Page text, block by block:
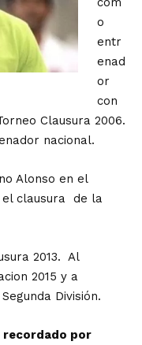
o
entr
enad
or
con
Clausura 2006.
nacional.
Alonso en el
el clausura de la
2013. Al
2015 y a
División.
recordado por